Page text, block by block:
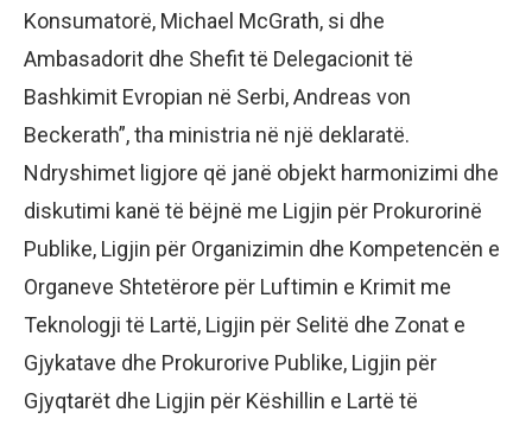
Konsumatorë, Michael McGrath, si dhe
Ambasadorit dhe Shefit të Delegacionit të
Bashkimit Evropian në Serbi, Andreas von
Beckerath”, tha ministria në një deklaratë.
Ndryshimet ligjore që janë objekt harmonizimi dhe
diskutimi kanë të bëjnë me Ligjin për Prokurorinë
Publike, Ligjin për Organizimin dhe Kompetencën e
Organeve Shtetërore për Luftimin e Krimit me
Teknologji të Lartë, Ligjin për Selitë dhe Zonat e
Gjykatave dhe Prokurorive Publike, Ligjin për
Gjyqtarët dhe Ligjin për Këshillin e Lartë të